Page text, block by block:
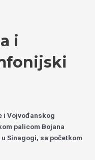
i
i Vojvođanskog
palicom Bojana
Sinagogi, sa početkom